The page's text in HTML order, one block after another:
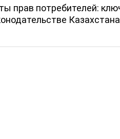
прав потребителей:
Казахстана